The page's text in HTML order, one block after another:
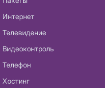
Интернет
Телевидение
Видеоконтроль
Телефон
Хостинг